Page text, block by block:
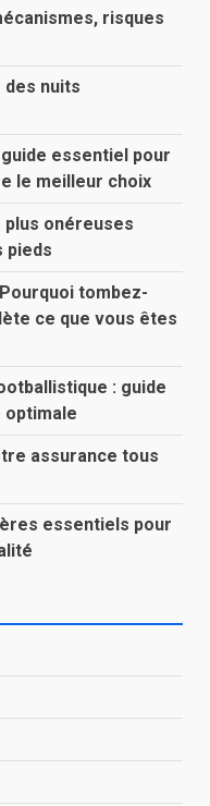
risques
nuits
essentiel pour
le meilleur choix
onéreuses
pieds
tombez-
ce que vous êtes
: guide
optimale
assurance tous
essentiels pour